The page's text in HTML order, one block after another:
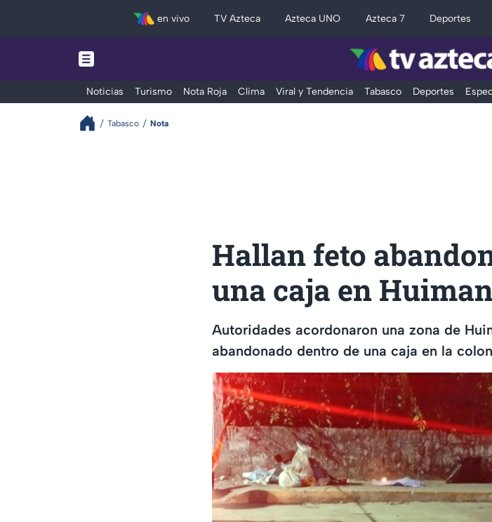
en vivo TV Azteca Azteca UNO Azteca 7 Deportes
Noticias Turismo Nota Roja Clima Viral y Tendencia Tabasco Deportes
Tabasco Nota
Hallan feto
una caja en
Autoridades acordonaron una zona de
abandonado dentro de una caja en la